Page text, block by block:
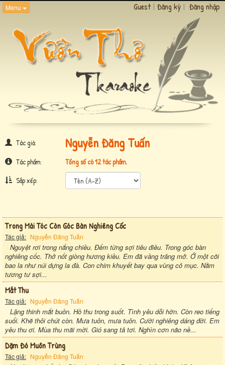
Menu Guest | Đăng ký | Đăng nhập
Tác giả: Nguyễn Đăng Tuấn
Tác phẩm:
Tổng số có 12 tác phẩm.
Sắp xếp:
Trong Mái Tóc Còn Góc Bàn Nghiêng Cốc
Tác giả: Nguyễn Đăng Tuấn
Nguyệt rơi trong nắng chiều. Đếm từng sợi tiêu điều. Trong góc bàn
nghiêng cốc. Thở nốt giòng hương kiều. Em đã vầng trăng mở. Ở một cõi
bao la như núi dựng la đà. Con chim khuyết bay qua vùng cỏ mục. Nằm
tương tư sợi...
Mắt Thu
Tác giả: Nguyễn Đăng Tuấn
Lặng thinh mắt buồn. Hồ thu trong suốt. Tình yêu dỗi hờn. Còn reo tiếng
suối. Khẽ thôi chút còn. Mưa tuôn, mưa tuôn. Cười nghiêng dáng đời. Em
yêu thu ơi. Mùa thu mãi mời. Gió sang tả tơi. Nghìn cơn não nề...
Dặm Đó Muôn Trùng
Tác giả: Nguyễn Đăng Tuấn